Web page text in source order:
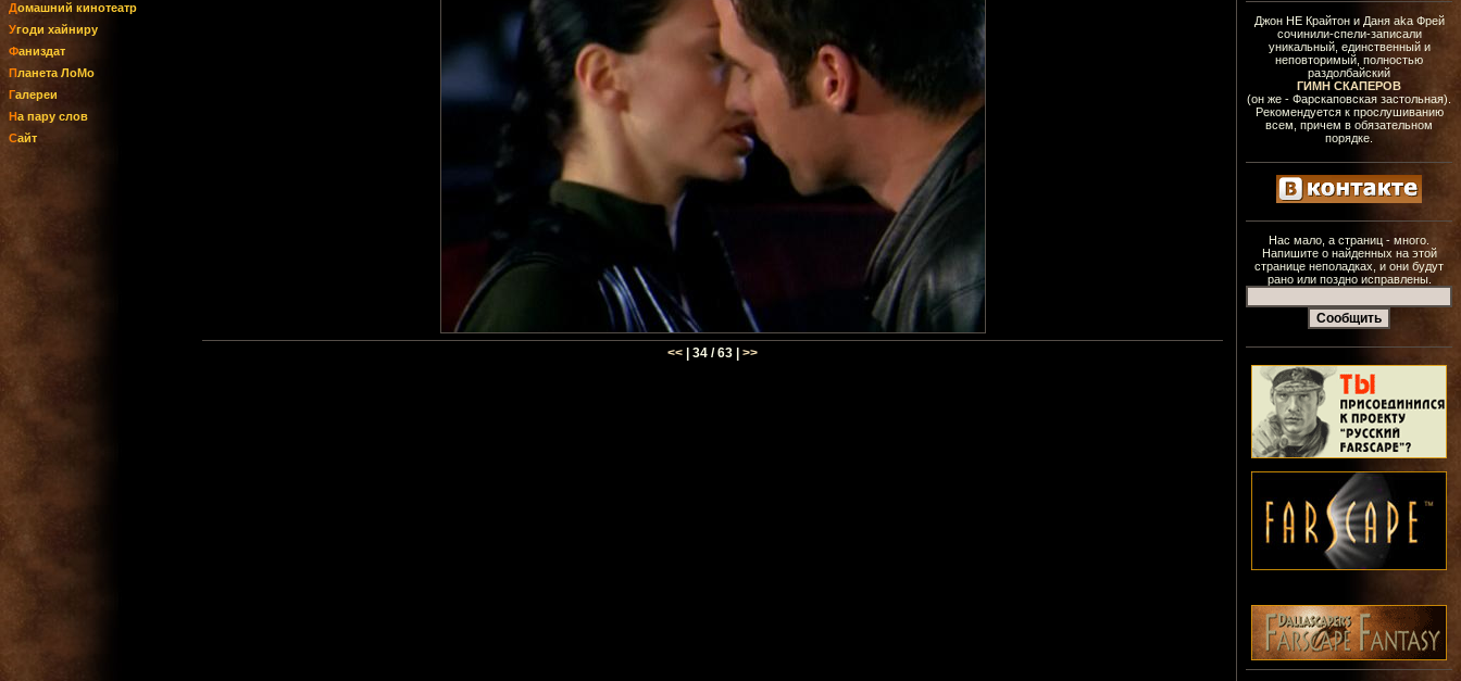
Домашний кинотеатр
Угоди хайниру
Фаниздат
Планета ЛоМо
Галереи
На пару слов
Сайт
<< | 34 / 63 | >>
Джон НЕ Крайтон и Даня aka Фрей
сочинили-спели-записали
уникальный, единственный и
неповторимый, полностью
раздолбайский
ГИМН СКАПЕРОВ
(он же - Фарскаповская застольная).
Рекомендуется к прослушиванию
всем, причем в обязательном
порядке.
Нас мало, а страниц - много.
Напишите о найденных на этой
странице неполадках, и они будут
рано или поздно исправлены.